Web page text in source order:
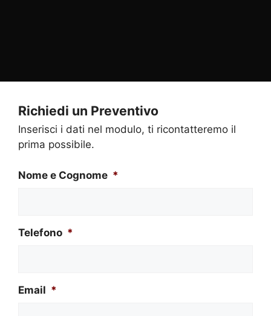
Richiedi un Preventivo
Inserisci i dati nel modulo, ti ricontatteremo il
prima possibile.
Nome e Cognome *
Telefono *
Email *